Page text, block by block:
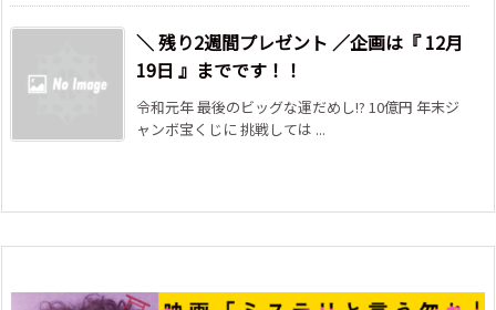
＼ 残り2週間プレゼント ／企画は『 12月
19日 』までです！！
令和元年 最後のビッグな運だめし!? 10億円 年末ジ
ャンボ宝くじに 挑戦しては ...